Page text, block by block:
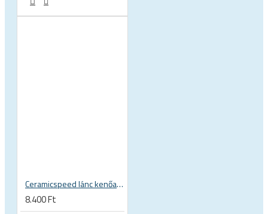
Ceramicspeed lánc kenőanyag UFO Drip Indoor Conditions folyékony wax viasz alapú láncápoló folyadék, beltéri használatra
8.400 Ft